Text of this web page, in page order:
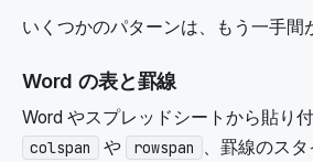
いくつかのパターンは、もう一手間
Word の表と罫線
Word やスプレッドシートから貼り付
colspan や rowspan 、罫線のス